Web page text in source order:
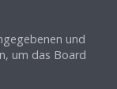
und
um das Board